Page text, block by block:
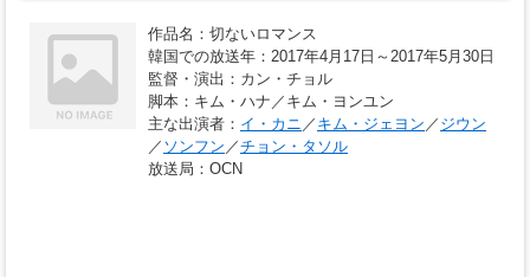
作品名 ：切ないロマンス
韓国での放送年 ：2017年4月17日～2017年5月30日
監督・演出 ：カン・チョル
脚本 ：キム・ハナ／キム・ヨンユン
主な出演者 ： イ・カニ ／ キム・ジェヨン ／ ジウン
／ ソンフン ／チョン・タソル
放送局 ：OCN